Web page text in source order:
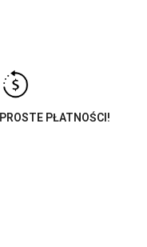
PROSTE PŁATNOŚCI!